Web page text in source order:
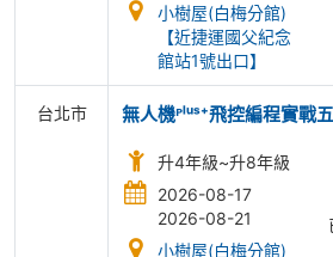
小樹屋(白梅分館)
【近捷運國父紀念
館站1號出口】
台北市 無人機ᴾˡᵘˢ⁺飛控編程實戰
升4年級~升8年級
2026-08-17
2026-08-21
小樹屋(白梅分館)